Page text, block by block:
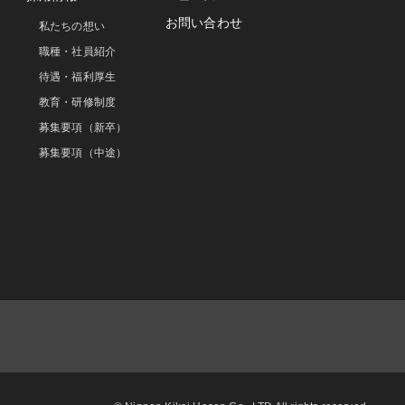
私たちの想い
職種・社員紹介
待遇・福利厚生
教育・研修制度
募集要項（新卒）
募集要項（中途）
お問い合わせ